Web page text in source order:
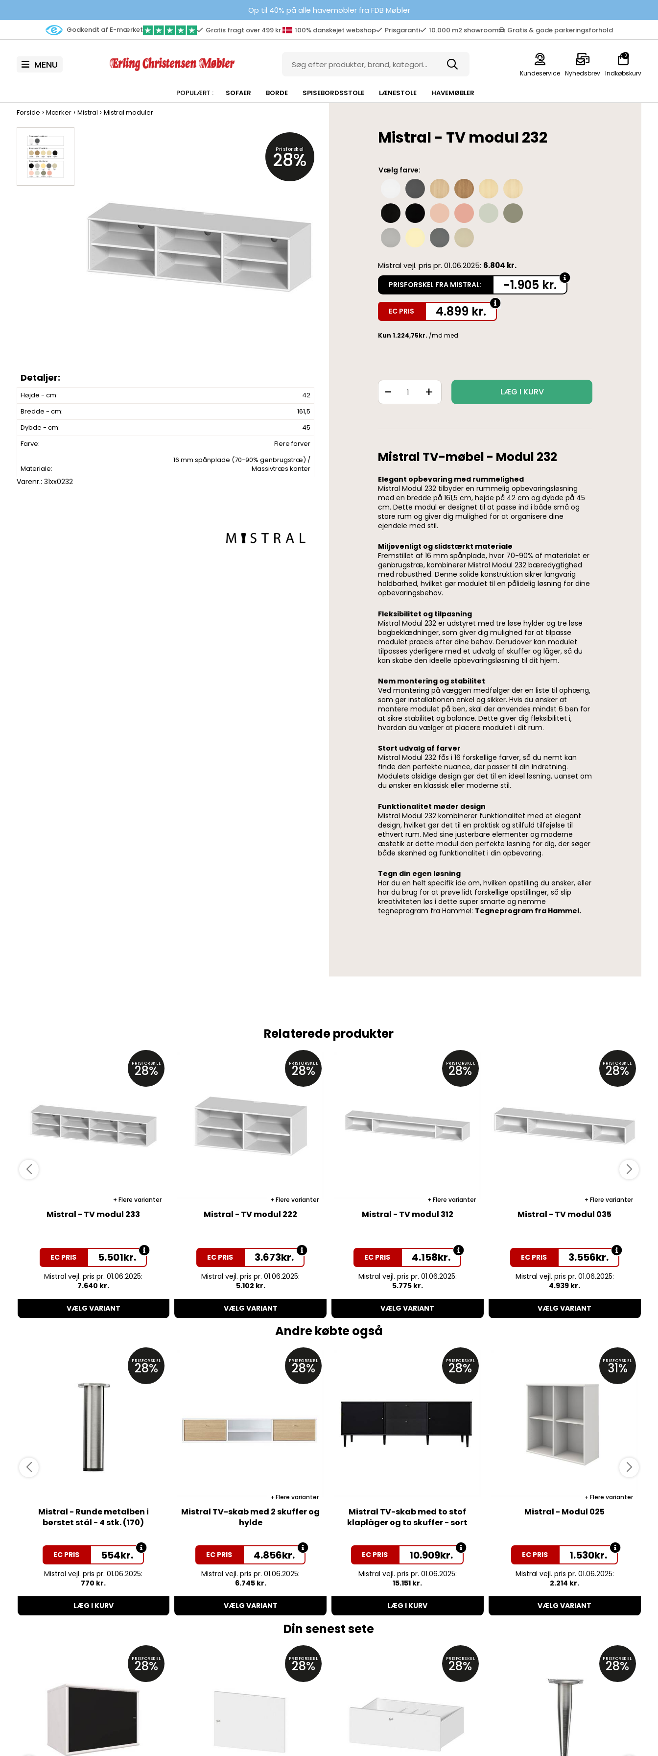
Op til 40% på alle havemøbler fra FDB Møbler
Godkendt af E-mærket Gratis fragt over 499 kr. 100% danskejet webshop Prisgaranti 10.000 m2 showroom Gratis & gode parkeringsforhold
MENU
Kundeservice Nyhedsbrev Indkøbskurv
0
SOFAER BORDE SPISEBORDSSTOLE LÆNESTOLE HAVEMØBLER
Forside › Mærker› Mistral › Mistral moduler
Prisforskel
28%
Højde - cm:
42
Bredde - cm:
161,5
Dybde - cm:
45
Farve:
Flere farver
Materiale:
16 mm spånplade (70-90% genbrugstræ) /
Massivtræs kanter
Varenr.: 31xx0232
Mistral - TV modul 232
Vælg farve:
Mistral vejl. pris pr. 01.06.2025: 6.804 kr.
PRISFORSKEL FRA MISTRAL: -1.905 kr.
EC PRIS 4.899 kr.
+
- LÆG I KURV
Mistral TV-møbel - Modul 232
Elegant opbevaring med rummelighed
Mistral Modul 232 tilbyder en rummelig opbevaringsløsning
med en bredde på 161,5 cm, højde på 42 cm og dybde på 45
cm. Dette modul er designet til at passe ind i både små og
store rum og giver dig mulighed for at organisere dine
ejendele med stil.
Miljøvenligt og slidstærkt materiale
Fremstillet af 16 mm spånplade, hvor 70-90% af materialet er
genbrugstræ, kombinerer Mistral Modul 232 bæredygtighed
med robusthed. Denne solide konstruktion sikrer langvarig
holdbarhed, hvilket gør modulet til en pålidelig løsning for dine
opbevaringsbehov.
Fleksibilitet og tilpasning
Mistral Modul 232 er udstyret med tre løse hylder og tre løse
bagbeklædninger, som giver dig mulighed for at tilpasse
modulet præcis efter dine behov. Derudover kan modulet
tilpasses yderligere med et udvalg af skuffer og låger, så du
kan skabe den ideelle opbevaringsløsning til dit hjem.
Nem montering og stabilitet
Ved montering på væggen medfølger der en liste til ophæng,
som gør installationen enkel og sikker. Hvis du ønsker at
montere modulet på ben, skal der anvendes mindst 6 ben for
at sikre stabilitet og balance. Dette giver dig fleksibilitet i,
hvordan du vælger at placere modulet i dit rum.
Stort udvalg af farver
Mistral Modul 232 fås i 16 forskellige farver, så du nemt kan
finde den perfekte nuance, der passer til din indretning.
Modulets alsidige design gør det til en ideel løsning, uanset om
du ønsker en klassisk eller moderne stil.
Funktionalitet møder design
Mistral Modul 232 kombinerer funktionalitet med et elegant
design, hvilket gør det til en praktisk og stilfuld tilføjelse til
ethvert rum. Med sine justerbare elementer og moderne
æstetik er dette modul den perfekte løsning for dig, der søger
både skønhed og funktionalitet i din opbevaring.
Tegn din egen løsning
Har du en helt specifik ide om, hvilken opstilling du ønsker, eller
har du brug for at prøve lidt forskellige opstillinger, så slip
kreativiteten løs i dette super smarte og nemme
tegneprogram fra Hammel: Tegneprogram fra Hammel.
Relaterede produkter
PRISFORSKEL
28%
Flere varianter
Mistral - TV modul 233
EC PRIS 5.501kr.
Mistral vejl. pris pr. 01.06.2025:
7.640 kr.
VÆLG VARIANT
PRISFORSKEL
28%
Flere varianter
Mistral - TV modul 222
EC PRIS 3.673kr.
Mistral vejl. pris pr. 01.06.2025:
5.102 kr.
VÆLG VARIANT
PRISFORSKEL
28%
Flere varianter
Mistral - TV modul 312
EC PRIS 4.158kr.
Mistral vejl. pris pr. 01.06.2025:
5.775 kr.
VÆLG VARIANT
PRISFORSKEL
28%
Flere varianter
Mistral - TV modul 035
EC PRIS 3.556kr.
Mistral vejl. pris pr. 01.06.2025:
4.939 kr.
VÆLG VARIANT
Andre købte også
PRISFORSKEL
28%
Mistral - Runde metalben i
børstet stål - 4 stk. (170)
EC PRIS 554kr.
Mistral vejl. pris pr. 01.06.2025:
770 kr.
LÆG I KURV
PRISFORSKEL
28%
Flere varianter
Mistral TV-skab med 2 skuffer og
hylde
EC PRIS 4.856kr.
Mistral vejl. pris pr. 01.06.2025:
6.745 kr.
VÆLG VARIANT
PRISFORSKEL
28%
Mistral TV-skab med to stof
klaplåger og to skuffer - sort
EC PRIS 10.909kr.
Mistral vejl. pris pr. 01.06.2025:
15.151 kr.
LÆG I KURV
PRISFORSKEL
31%
Flere varianter
Mistral - Modul 025
EC PRIS 1.530kr.
Mistral vejl. pris pr. 01.06.2025:
2.214 kr.
VÆLG VARIANT
Din senest sete
PRISFORSKEL
28% PRISFORSKEL
28% PRISFORSKEL
28% PRISFORSKEL
28%